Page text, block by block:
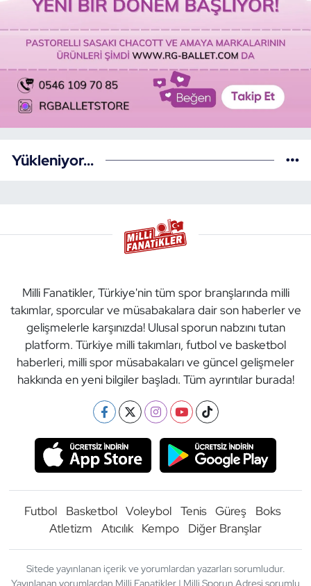
Yükleniyor...
Milli Fanatikler, Türkiye'nin tüm spor branşlarında milli
takımlar, sporcular ve müsabakalara dair son haberler ve
gelişmelerle karşınızda! Ulusal sporun nabzını tutan
platform. Türkiye milli takımları, futbol ve basketbol
haberleri, milli spor müsabakaları ve güncel gelişmeler
hakkında en yeni bilgiler başladı. Tüm ayrıntılar burada!
Futbol Basketbol Voleybol Tenis Güreş
Boks
Atletizm
Atıcılık Kempo Diğer Branşlar
Sitede yayınlanan içerik ve yorumlardan yazarları sorumludur.
Yayınlanan yorumlardan Milli Fanatikler | Milli Sporun Adresi sorumlu